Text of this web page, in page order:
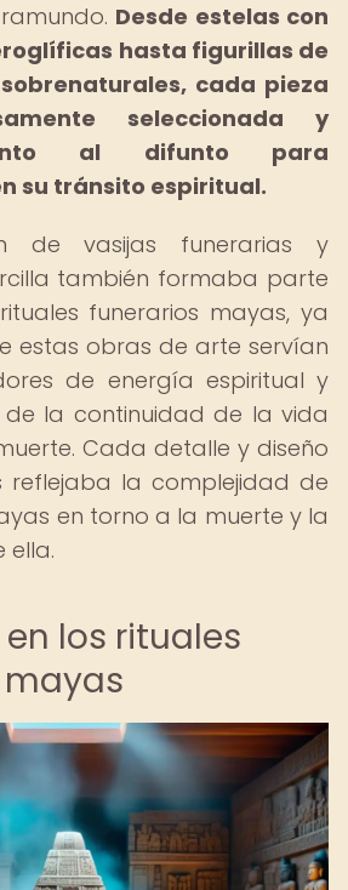
Desde estelas con
hasta figurillas de
cada pieza
seleccionada y
al difunto para
su tránsito espiritual.
de vasijas funerarias y
también formaba parte
funerarios mayas, ya
estas obras de arte servían
de energía espiritual y
la continuidad de la vida
Cada detalle y diseño
reflejaba la complejidad de
en torno a la muerte y la
ella.
los rituales